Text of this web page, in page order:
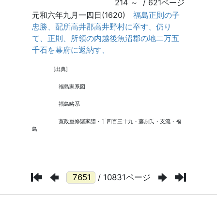
/ 10831ページ